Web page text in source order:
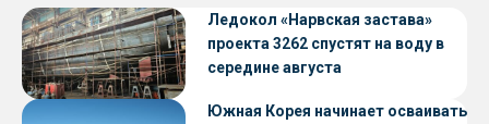
Ледокол «Нарвская застава»
проекта 3262 спустят на воду в
середине августа
Южная Корея начинает осваивать